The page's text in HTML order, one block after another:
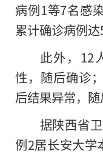
病例1等7名感
累计确诊病例达
此外，12
性，随后确诊
后结果异常，随
据陕西省
例2居长安大学